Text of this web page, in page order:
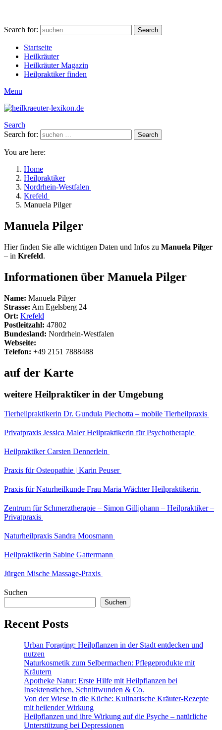
Search for: Search
Startseite
Heilkräuter
Heilkräuter Magazin
Heilpraktiker finden
Menu
Search
Search for:
Search
You are here:
Home
Heilpraktiker
Nordrhein-Westfalen
Krefeld
Manuela Pilger
Manuela Pilger
Hier finden Sie alle wichtigen Daten und Infos zu Manuela Pilger
– in Krefeld.
Informationen über Manuela Pilger
Name: Manuela Pilger
Strasse: Am Egelsberg 24
Ort: Krefeld
Postleitzahl: 47802
Bundesland: Nordrhein-Westfalen
Webseite:
Telefon: +49 2151 7888488
auf der Karte
weitere Heilpraktiker in der Umgebung
Tierheilpraktikerin Dr. Gundula Piechotta – mobile Tierheilpraxis
Privatpraxis Jessica Maler Heilpraktikerin für Psychotherapie
Heilpraktiker Carsten Dennerlein
Praxis für Osteopathie | Karin Peuser
Praxis für Naturheilkunde Frau Maria Wächter Heilpraktikerin
Zentrum für Schmerztherapie – Simon Gilljohann – Heilpraktiker –
Privatpraxis
Naturheilpraxis Sandra Moosmann
Heilpraktikerin Sabine Gattermann
Jürgen Mische Massage-Praxis
Suchen
Suchen
Recent Posts
Urban Foraging: Heilpflanzen in der Stadt entdecken und
nutzen
Naturkosmetik zum Selbermachen: Pflegeprodukte mit
Kräutern
Apotheke Natur: Erste Hilfe mit Heilpflanzen bei
Insektenstichen, Schnittwunden & Co.
Von der Wiese in die Küche: Kulinarische Kräuter-Rezepte
mit heilender Wirkung
Heilpflanzen und ihre Wirkung auf die Psyche – natürliche
Unterstützung bei Depressionen